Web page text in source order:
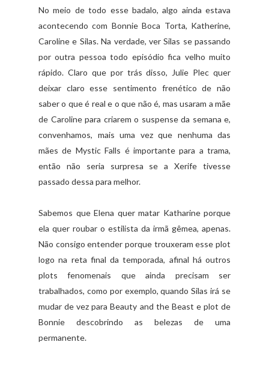
No meio de todo esse badalo, algo ainda estava
acontecendo com Bonnie Boca Torta, Katherine,
Caroline e Silas. Na verdade, ver Silas se passando
por outra pessoa todo episódio fica velho muito
rápido. Claro que por trás disso, Julie Plec quer
deixar claro esse sentimento frenético de não
saber o que é real e o que não é, mas usaram a mãe
de Caroline para criarem o suspense da semana e,
convenhamos, mais uma vez que nenhuma das
mães de Mystic Falls é importante para a trama,
então não seria surpresa se a Xerife tivesse
passado dessa para melhor.
Sabemos que Elena quer matar Katharine porque
ela quer roubar o estilista da irmã gêmea, apenas.
Não consigo entender porque trouxeram esse plot
logo na reta final da temporada, afinal há outros
plots fenomenais que ainda precisam ser
trabalhados, como por exemplo, quando Silas irá se
mudar de vez para Beauty and the Beast e plot de
Bonnie descobrindo as belezas de uma
permanente.